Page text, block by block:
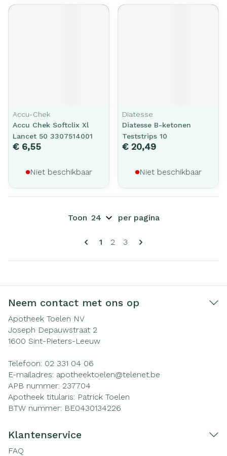
Accu-Chek
Accu Chek Softclix Xl
Lancet 50 3307514001
€ 6,55
Niet beschikbaar
Diatesse
Diatesse B-ketonen
Teststrips 10
€ 20,49
Niet beschikbaar
Pagina's
U lees momenteel pagina
1 Pagina
2 Pagina
3
Toon per pagina
Neem contact met ons op
Apotheek Toelen NV
Joseph Depauwstraat 2
1600 Sint-Pieters-Leeuw
Telefoon: 02 331 04 06
E-mailadres: apotheektoelen@telenet.be
APB nummer: 237704
Apotheek titularis: Patrick Toelen
BTW nummer: BE0430134226
Klantenservice
FAQ